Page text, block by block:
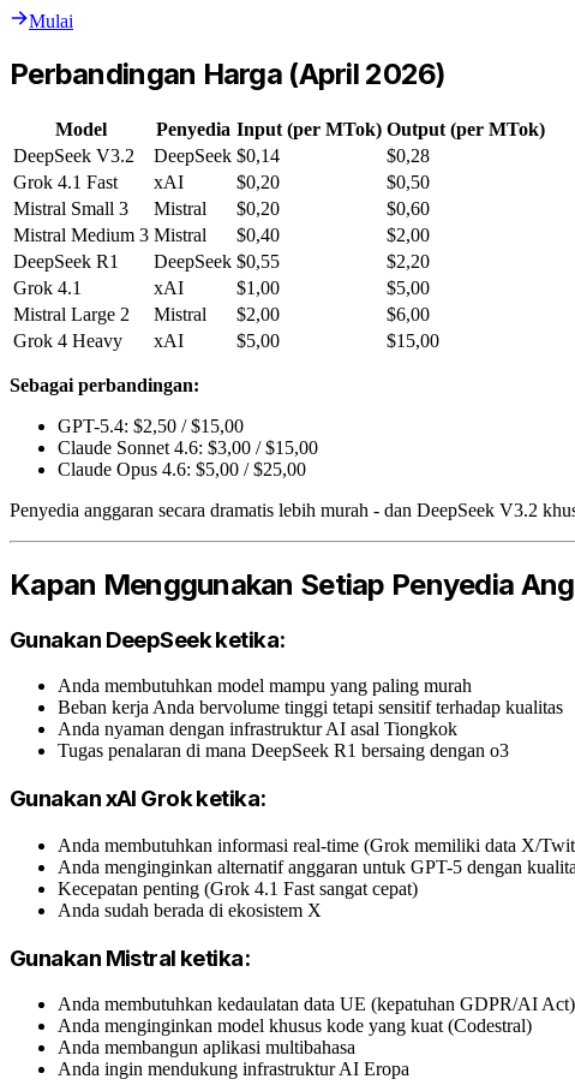
Mulai
Perbandingan Harga (April 2026)
Model Penyedia Input (per MTok) Output (per MTok)
DeepSeek V3.2
DeepSeek $0,14
$0,28
Grok 4.1 Fast
xAI $0,20
$0,50
Mistral Small 3
Mistral $0,20
$0,60
Mistral Medium 3 Mistral $0,40
$2,00
DeepSeek R1
DeepSeek $0,55
$2,20
Grok 4.1
xAI $1,00
$5,00
Mistral Large 2
Mistral $2,00
$6,00
Grok 4 Heavy
xAI $5,00 $15,00
Sebagai perbandingan:
GPT-5.4: $2,50 / $15,00
Claude Sonnet 4.6: $3,00 / $15,00
Claude Opus 4.6: $5,00 / $25,00
Penyedia anggaran secara dramatis lebih murah - dan DeepSeek V3.2
Kapan Menggunakan Setiap Penyedia
Gunakan DeepSeek ketika:
Anda membutuhkan model mampu yang paling murah
Beban kerja Anda bervolume tinggi tetapi sensitif terhadap kualitas
Anda nyaman dengan infrastruktur AI asal Tiongkok
Tugas penalaran di mana DeepSeek R1 bersaing dengan o3
Gunakan xAI Grok ketika:
Anda membutuhkan informasi real-time (Grok memiliki data X/
Anda menginginkan alternatif anggaran untuk GPT-5 dengan
Kecepatan penting (Grok 4.1 Fast sangat cepat)
Anda sudah berada di ekosistem X
Gunakan Mistral ketika:
Anda membutuhkan kedaulatan data UE (kepatuhan GDPR/AI Act)
Anda menginginkan model khusus kode yang kuat (Codestral)
Anda membangun aplikasi multibahasa
Anda ingin mendukung infrastruktur AI Eropa